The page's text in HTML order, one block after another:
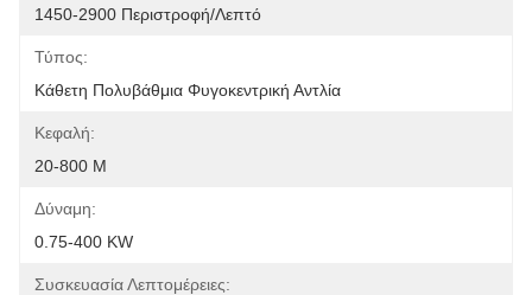
1450-2900 Περιστροφή/λεπτό
Τύπος:
Κάθετη Πολυβάθμια Φυγοκεντρική Αντλία
Κεφαλή:
20-800 M
Δύναμη:
0.75-400 KW
Συσκευασία Λεπτομέρειες: